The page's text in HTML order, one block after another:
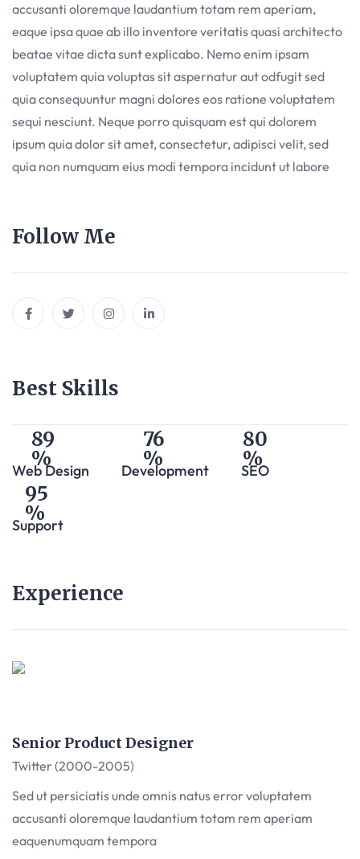
accusanti oloremque laudantium totam rem aperiam,
eaque ipsa quae ab illo inventore veritatis quasi architecto
beatae vitae dicta sunt explicabo. Nemo enim ipsam
voluptatem quia voluptas sit aspernatur aut odfugit sed
quia consequuntur magni dolores eos ratione voluptatem
sequi nesciunt. Neque porro quisquam est qui dolorem
ipsum quia dolor sit amet, consectetur, adipisci velit, sed
quia non numquam eius modi tempora incidunt ut labore
Follow Me
Best Skills
89
Web Design
76
Development
80
SEO
95
Support
Experience
Senior Product Designer
Twitter (2000-2005)
Sed ut persiciatis unde omnis natus error voluptatem
accusanti oloremque laudantium totam rem aperiam
eaquenumquam tempora